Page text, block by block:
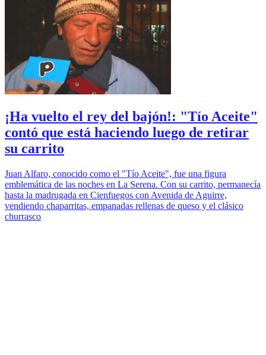
¡Ha vuelto el rey del bajón!: "Tío Aceite"
contó que está haciendo luego de retirar
su carrito
Juan Alfaro, conocido como el "Tío Aceite", fue una figura
emblemática de las noches en La Serena. Con su carrito, permanecía
hasta la madrugada en Cienfuegos con Avenida de Aguirre,
vendiendo chaparritas, empanadas rellenas de queso y el clásico
churrasco